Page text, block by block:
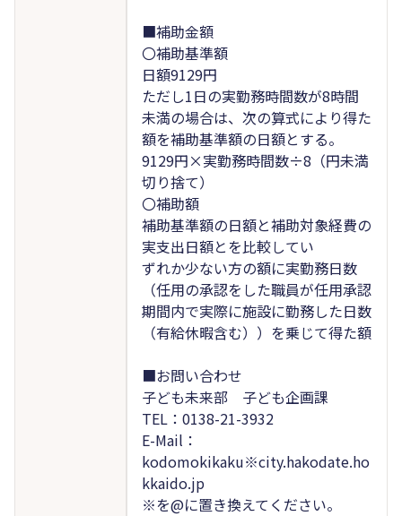
■補助金額
〇補助基準額
日額9129円
ただし1日の実勤務時間数が8時間
未満の場合は、次の算式により得た
額を補助基準額の日額とする。
9129円×実勤務時間数÷8（円未満
切り捨て）
〇補助額
補助基準額の日額と補助対象経費の
実支出日額とを比較してい
ずれか少ない方の額に実勤務日数
（任用の承認をした職員が任用承認
期間内で実際に施設に勤務した日数
（有給休暇含む））を乗じて得た額
■お問い合わせ
子ども未来部 子ども企画課
TEL：0138-21-3932
E-Mail：
kodomokikaku※city.hakodate.ho
kkaido.jp
※を@に置き換えてください。